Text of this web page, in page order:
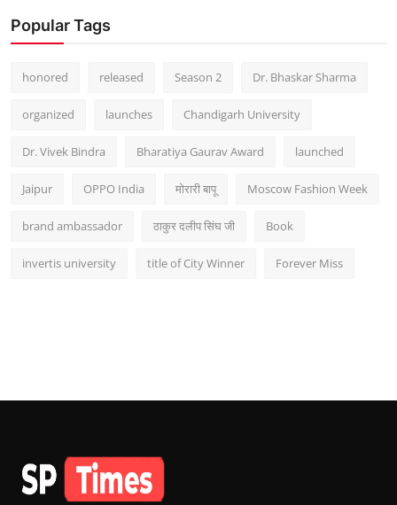
Popular Tags
honored released Season 2 Dr. Bhaskar Sharma
organized launches Chandigarh University
Dr. Vivek Bindra Bharatiya Gaurav Award launched
Jaipur OPPO India मोरारी बापू Moscow Fashion Week
brand ambassador ठाकुर दलीप सिंघ जी Book
invertis university title of City Winner Forever Miss